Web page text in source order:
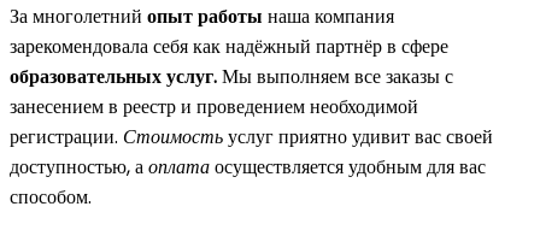
За многолетний опыт работы наша компания
зарекомендовала себя как надёжный партнёр в сфере
образовательных услуг.Мы выполняем все заказы с
занесением в реестр и проведением необходимой
регистрации. Стоимостьуслуг приятно удивит вас своей
доступностью, аоплатаосуществляется удобным для вас
способом.